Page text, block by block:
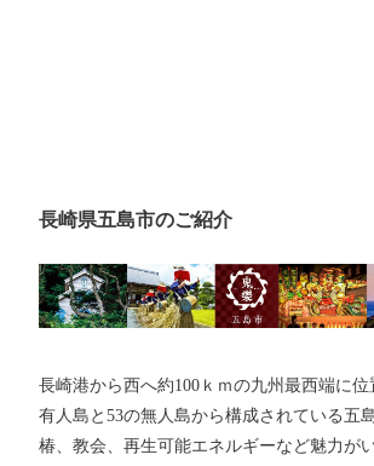
長崎県五島市のご紹介
長崎港から西へ約100ｋｍの九州最西端に位
有人島と53の無人島から構成されている五
椿、教会、再生可能エネルギーなど魅力が